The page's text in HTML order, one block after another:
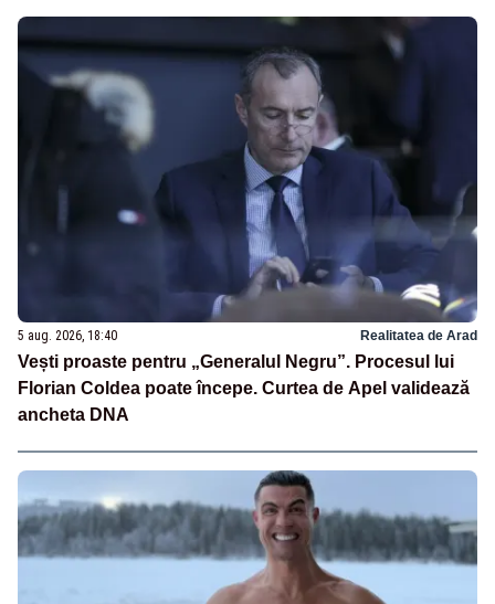
5 aug. 2026, 18:40 Realitatea de Arad
Vești proaste pentru „Generalul Negru”. Procesul lui
Florian Coldea poate începe. Curtea de Apel validează
ancheta DNA